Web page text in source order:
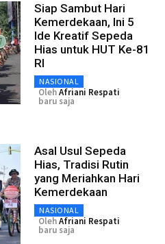
Siap Sambut Hari
Kemerdekaan, Ini 5
Ide Kreatif Sepeda
Hias untuk HUT Ke-81
RI
NASIONAL
OlehAfriani Respati
baru saja
Asal Usul Sepeda
Hias, Tradisi Rutin
yang Meriahkan Hari
Kemerdekaan
NASIONAL
OlehAfriani Respati
baru saja